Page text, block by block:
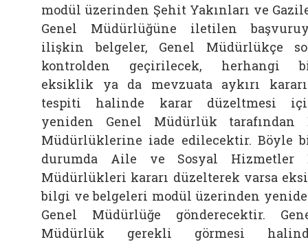
modül üzerinden Şehit Yakınları ve
Genel Müdürlüğüne iletilen
ilişkin belgeler, Genel Müdürlükçe
kontrolden geçirilecek, herhangi
eksiklik ya da mevzuata aykırı
tespiti halinde karar düzeltmesi
yeniden Genel Müdürlük tarafından
Müdürlüklerine iade edilecektir. Böyle
durumda Aile ve Sosyal Hizmetler
Müdürlükleri kararı düzelterek varsa
bilgi ve belgeleri modül üzerinden
Genel Müdürlüğe gönderecektir.
Müdürlük gerekli görmesi